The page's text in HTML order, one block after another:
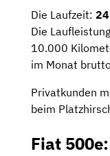
Die Laufzeit:
Die
10.000
im Monat
Privatkunden
beim
Fiat